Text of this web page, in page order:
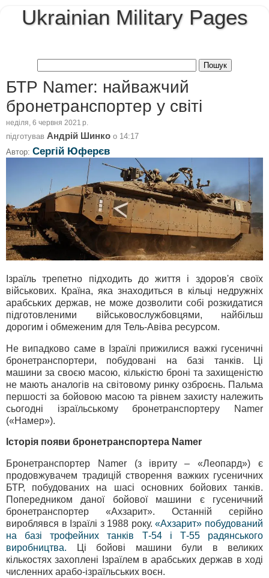
Ukrainian Military Pages
БТР Namer: найважчий
бронетранспортер у світі
неділя, 6 червня 2021 р.
підготував Андрій Шинко о 14:17
Автор: Сергій Юферєв
Ізраїль трепетно підходить до життя і здоров'я своїх
військових. Країна, яка знаходиться в кільці недружніх
арабських держав, не може дозволити собі розкидатися
підготовленими військовослужбовцями, найбільш
дорогим і обмеженим для Тель-Авіва ресурсом.
Не випадково саме в Ізраїлі прижилися важкі гусеничні
бронетранспортери, побудовані на базі танків. Ці
машини за своєю масою, кількістю броні та захищеністю
не мають аналогів на світовому ринку озброєнь. Пальма
першості за бойовою масою та рівнем захисту належить
сьогодні ізраїльському бронетранспортеру Namer
(«Намер»).
Історія появи бронетранспортера Namer
Бронетранспортер Namer (з івриту – «Леопард») є
продовжувачем традицій створення важких гусеничних
БТР, побудованих на шасі основних бойових танків.
Попередником даної бойової машини є гусеничний
бронетранспортер «Ахзарит». Останній серійно
вироблявся в Ізраїлі з 1988 року.«Ахзарит» побудований
на базі трофейних танків Т-54 і Т-55 радянського
виробництва. Ці бойові машини були в великих
кількостях захоплені Ізраїлем в арабських держав в ході
численних арабо-ізраїльських воєн.